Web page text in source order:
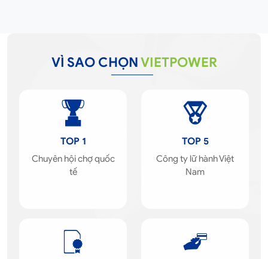
VÌ SAO CHỌNVIETPOWER
TOP 1
Chuyên hội chợ quốc
tế
TOP 5
Công ty lữ hành Việt
Nam